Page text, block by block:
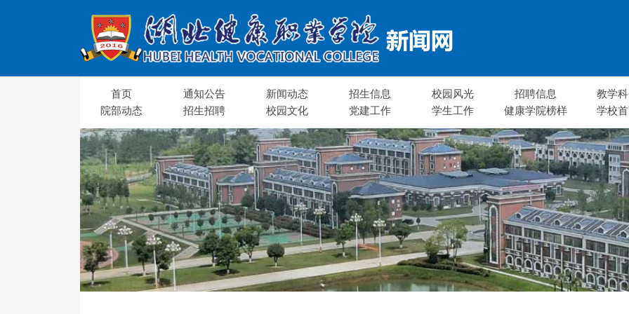
首页 通知公告 新闻动态 招生信息 校园风光 招聘信息
教学
院部动态
招生招聘 校园文化 党建工作 学生工作 健康学院榜样 学校